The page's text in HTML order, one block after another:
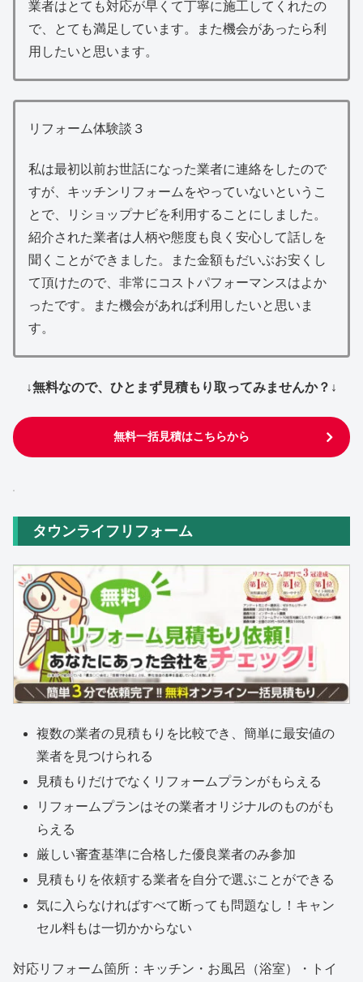
業者はとても対応が早くて丁寧に施工してくれたの
で、とても満足しています。また機会があったら利
用したいと思います。
リフォーム体験談３
私は最初以前お世話になった業者に連絡をしたので
すが、キッチンリフォームをやっていないというこ
とで、リショップナビを利用することにしました。
紹介された業者は人柄や態度も良く安心して話しを
聞くことができました。また金額もだいぶお安くし
て頂けたので、非常にコストパフォーマンスはよか
ったです。また機会があれば利用したいと思いま
す。
↓無料なので、ひとまず見積もり取ってみませんか？↓
無料一括見積はこちらから
タウンライフリフォーム
複数の業者の見積もりを比較でき、簡単に最安値の
業者を見つけられる
見積もりだけでなくリフォームプランがもらえる
リフォームプランはその業者オリジナルのものがも
らえる
厳しい審査基準に合格した優良業者のみ参加
見積もりを依頼する業者を自分で選ぶことができる
気に入らなければすべて断っても問題なし！キャン
セル料もは一切かからない
対応リフォーム箇所：キッチン・お風呂（浴室）・トイ